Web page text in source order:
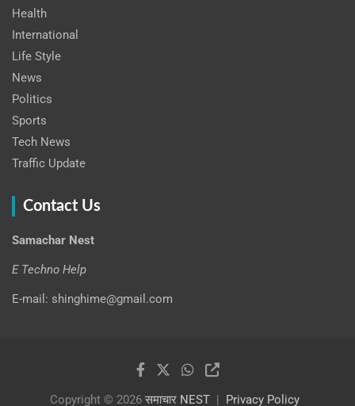
Health
International
Life Style
News
Politics
Sports
Tech News
Traffic Update
Contact Us
Samachar Nest
E Techno Help
E-mail: shinghime@gmail.com
Copyright © 2026 समाचार NEST Privacy Policy